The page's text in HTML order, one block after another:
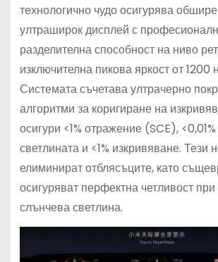
технологично чудо осигурява
ултраширок дисплей с
разделителна способност на ниво
изключителна пикова яркост от 1200
Системата съчетава ултрачерно
алгоритми за коригиране на
осигури <1% отражение (SCE),
светлината и <1% изкривяване. Тези
елиминират отблясъците, като
осигуряват перфектна четливост
слънчева светлина.